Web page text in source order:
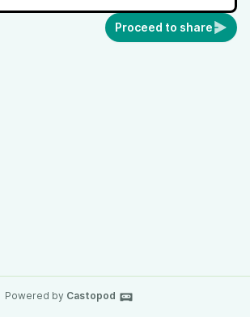
Proceed to share
Powered by Castopod